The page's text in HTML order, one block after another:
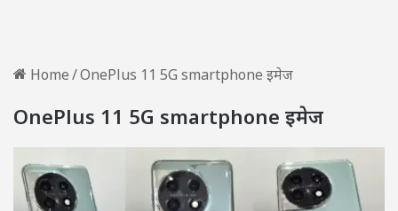
Home/OnePlus 11 5G smartphone इमेज
OnePlus 11 5G smartphone इमेज